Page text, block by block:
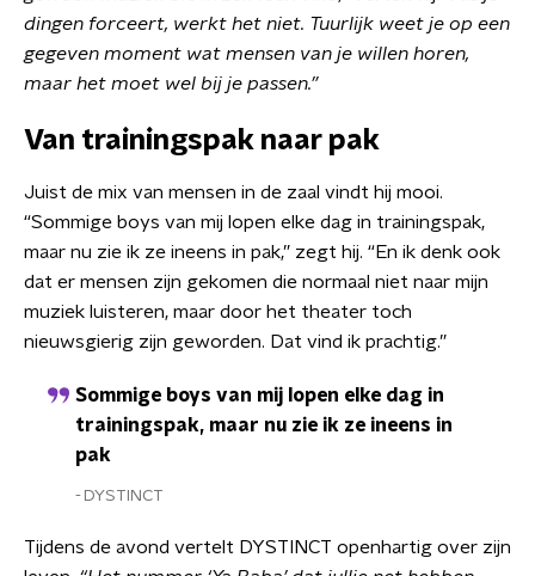
dingen forceert, werkt het niet. Tuurlijk weet je op een
gegeven moment wat mensen van je willen horen,
maar het moet wel bij je passen.”
Van trainingspak naar pak
Juist de mix van mensen in de zaal vindt hij mooi.
“Sommige boys van mij lopen elke dag in trainingspak,
maar nu zie ik ze ineens in pak,” zegt hij. “En ik denk ook
dat er mensen zijn gekomen die normaal niet naar mijn
muziek luisteren, maar door het theater toch
nieuwsgierig zijn geworden. Dat vind ik prachtig.”
Sommige boys van mij lopen elke dag in
trainingspak, maar nu zie ik ze ineens in
pak
DYSTINCT
Tijdens de avond vertelt DYSTINCT openhartig over zijn